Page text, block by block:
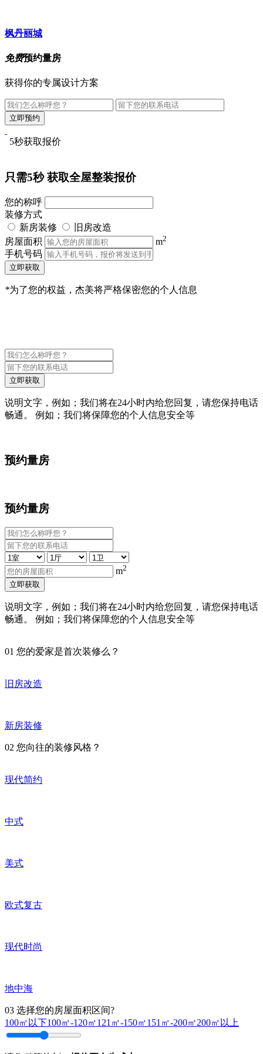
枫丹丽城
免费预约量房
获得你的专属设计方案
5秒获取报价
只需5秒获取全屋整装报价
您的称呼
装修方式
新房装修
旧房改造
房屋面积
m2
手机号码
立即获取
*为了您的权益，杰美将严格保密您的个人信息
立即获取
说明文字，例如；我们将在24小时内给您回复，请您保持电话
畅通。 例如；我们将保障您的个人信息安全等
预约量房
预约量房
m2
立即获取
说明文字，例如；我们将在24小时内给您回复，请您保持电话
畅通。 例如；我们将保障您的个人信息安全等
01 您的爱家是首次装修么？
旧房改造
新房装修
02 您向往的装修风格？
现代简约
中式
美式
欧式复古
现代时尚
地中海
03 选择您的房屋面积区间?
100㎡以下100㎡-120㎡121㎡-150㎡151㎡-200㎡200㎡以上